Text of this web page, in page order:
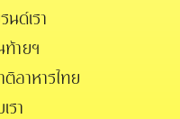
ด์เรา
ท้ายฯ
อาหารไทย
รา